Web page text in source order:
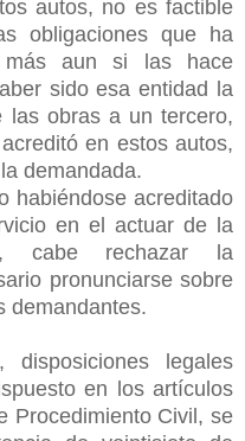
autos, no es factible
obligaciones que ha
más aun si las hace
sido esa entidad la
las obras a un tercero,
en estos autos,
demandada.
habiéndose acreditado
en el actuar de la
cabe rechazar la
pronunciarse sobre
demandantes.
disposiciones legales
en los artículos
Procedimiento Civil, se